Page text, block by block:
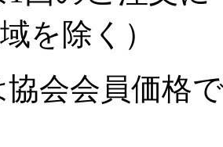
を除く）
会会員価格